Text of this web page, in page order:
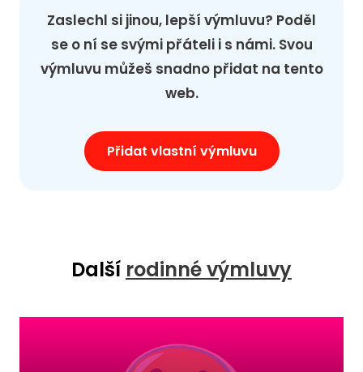
Zaslechl si jinou, lepší výmluvu? Poděl
se o ní se svými přáteli i s námi. Svou
výmluvu můžeš snadno přidat na tento
web.
Přidat vlastní výmluvu
Další rodinné výmluvy